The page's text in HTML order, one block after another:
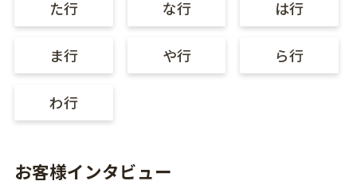
た行 な行 は行
ま行 や行 ら行
わ行
お客様インタビュー